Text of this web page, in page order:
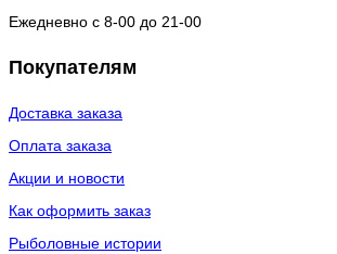
Ежедневно с 8-00 до 21-00
Покупателям
Доставка заказа
Оплата заказа
Акции и новости
Как оформить заказ
Рыболовные истории